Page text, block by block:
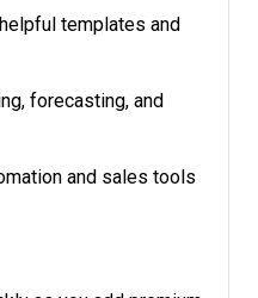
templates and
forecasting, and
and sales tools